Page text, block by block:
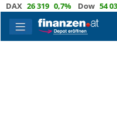
26 319 0,7% Dow 54 037